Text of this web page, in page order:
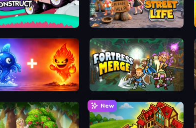
& Construct Street Life
Monsters: Merge Fortress Merge
New